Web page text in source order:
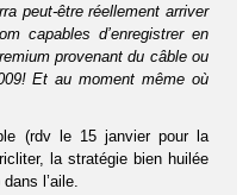
peut-être réellement arriver
capables d’enregistrer en
provenant du câble ou
Et au moment même où
(rdv le 15 janvier pour la
la stratégie bien huilée
l’aile.